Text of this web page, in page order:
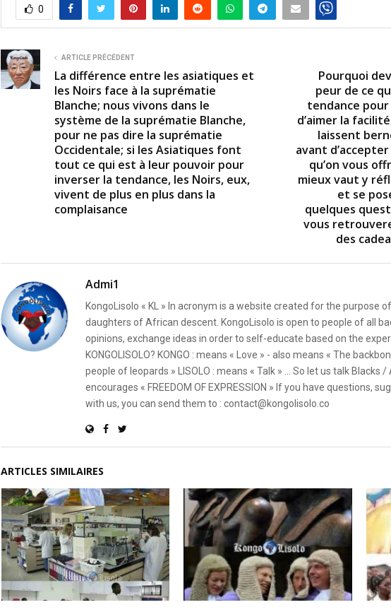
0
ARTICLE PRÉCÉDENT
La différence entre les asiatiques et
les Noirs face à la suprématie
Blanche; nous vivons dans le
système de la suprématie Blanche,
pour ne pas dire la suprématie
Occidentale; si les Asiatiques font
tout ce qui est à leur pouvoir pour
inverser la tendance, les Noirs, eux,
vivent de plus en plus dans la
complaisance
Pourquoi
peur de ce
tendance
d’aimer la
laissent
avant
qu’on vous
mieux vaut y
et se
quelques
vous
des
Admi1
KongoLisolo « KL » In acronym is a website created for the purpose
daughters of African descent. KongoLisolo is open to people of all
opinions, exchange ideas in order to self-educate based on the
KONGOLISOLO? KONGO : means « Love » - also means « The
people of leopards » LISOLO : means « Talk » ... So let us talk Blacks
encourages « FREEDOM OF EXPRESSION » If you have questions,
with us, you can send them to : contact@kongolisolo.co
ARTICLES SIMILAIRES